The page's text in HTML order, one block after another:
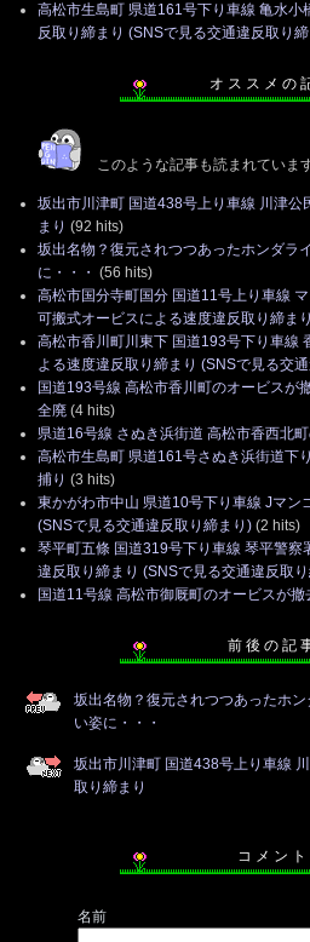
高松市生島町 県道161号下り車線 亀水小
反取り締まり (SNSで見る交通違反取り
オ ス ス メ の
このような記事も読まれていま
坂出市川津町 国道438号上り車線 川津
まり (92 hits)
坂出名物？復元されつつあったホンダラ
に・・・ (56 hits)
高松市国分寺町国分 国道11号上り車線
可搬式オービスによる速度違反取り締まり
高松市香川町川東下 国道193号下り車線
よる速度違反取り締まり (SNSで見る交
国道193号線 高松市香川町のオービスが
全廃 (4 hits)
県道16号線 さぬき浜街道 高松市香西北
高松市生島町 県道161号さぬき浜街道下
捕り (3 hits)
東かがわ市中山 県道10号下り車線 Jマン
(SNSで見る交通違反取り締まり) (2 hits)
琴平町五條 国道319号下り車線 琴平警
違反取り締まり (SNSで見る交通違反取
国道11号線 高松市御厩町のオービスが撤
前 後 の 記
坂出名物？復元されつつあったホ
い姿に・・・
坂出市川津町 国道438号上り車線
取り締まり
コ メ ン ト
名前